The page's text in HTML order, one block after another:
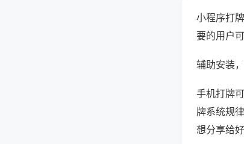
小程序打
要的用户
辅助安装
手机打牌
牌系统规
想分享给